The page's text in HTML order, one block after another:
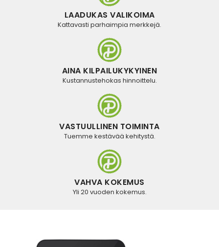
LAADUKAS VALIKOIMA
Kattavasti parhaimpia merkkejä.
AINA KILPAILUKYKYINEN
Kustannustehokas hinnoittelu.
VASTUULLINEN TOIMINTA
Tuemme kestävää kehitystä.
VAHVA KOKEMUS
Yli 20 vuoden kokemus.